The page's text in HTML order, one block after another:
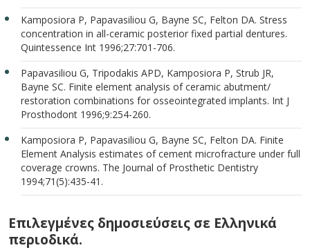
Kamposiora P, Papavasiliou G, Bayne SC, Felton DA. Stress
concentration in all-ceramic posterior fixed partial dentures.
Quintessence Int 1996;27:701-706.
Papavasiliou G, Tripodakis APD, Kamposiora P, Strub JR,
Bayne SC. Finite element analysis of ceramic abutment/
restoration combinations for osseointegrated implants. Int J
Prosthodont 1996;9:254-260.
Kamposiora P, Papavasiliou G, Bayne SC, Felton DA. Finite
Element Analysis estimates of cement microfracture under full
coverage crowns. The Journal of Prosthetic Dentistry
1994;71(5):435-41.
Επιλεγμένες δημοσιεύσεις σε Eλληνικά
περιοδικά.